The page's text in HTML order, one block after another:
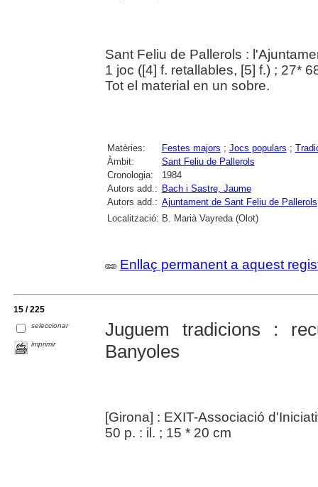
Sant Feliu de Pallerols :
1 joc ([4] f. retallables, [5] f.) ; 27*
Tot el material en un sobre.
Matèries: Festes majors ; Jocs populars ;
Àmbit:
Sant Feliu de Pallerols
Cronologia:
1984
Autors add.: Bach i Sastre, Jaume
Autors add.: Ajuntament de Sant Feliu de Pallerols
Localització: B. Marià Vayreda (Olot)
Enllaç permanent a aquest
15 / 225
seleccionar
imprimir
Juguem tradicions :
Banyoles
[Girona] : EXIT-Associació
50 p. : il. ; 15 * 20 cm